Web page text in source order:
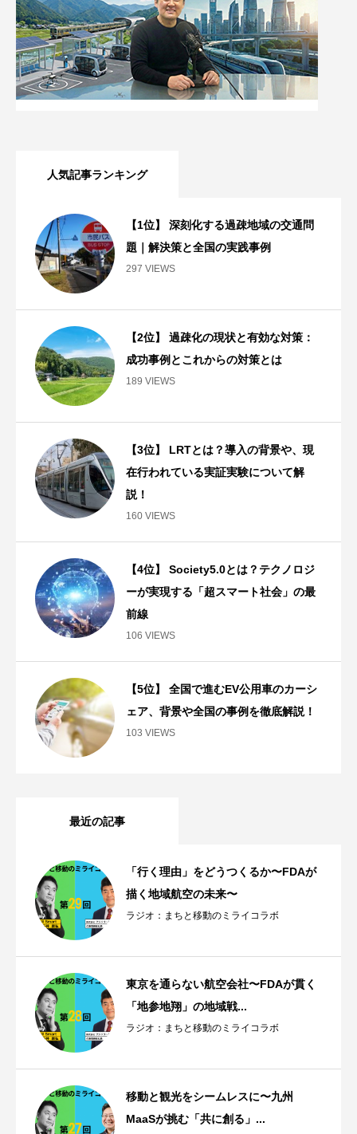
人気記事ランキング
【1位】 深刻化する過疎地域の交通問
題｜解決策と全国の実践事例
297 VIEWS
【2位】 過疎化の現状と有効な対策：
成功事例とこれからの対策とは
189 VIEWS
【3位】 LRTとは？導入の背景や、現
在行われている実証実験について解
説！
160 VIEWS
【4位】 Society5.0とは？テクノロジ
ーが実現する「超スマート社会」の最
前線
106 VIEWS
【5位】 全国で進むEV公用車のカーシ
ェア、背景や全国の事例を徹底解説！
103 VIEWS
最近の記事
「行く理由」をどうつくるか〜FDAが
描く地域航空の未来〜
ラジオ：まちと移動のミライコラボ
東京を通らない航空会社〜FDAが貫く
「地参地翔」の地域戦...
ラジオ：まちと移動のミライコラボ
移動と観光をシームレスに〜九州
MaaSが挑む「共に創る」...